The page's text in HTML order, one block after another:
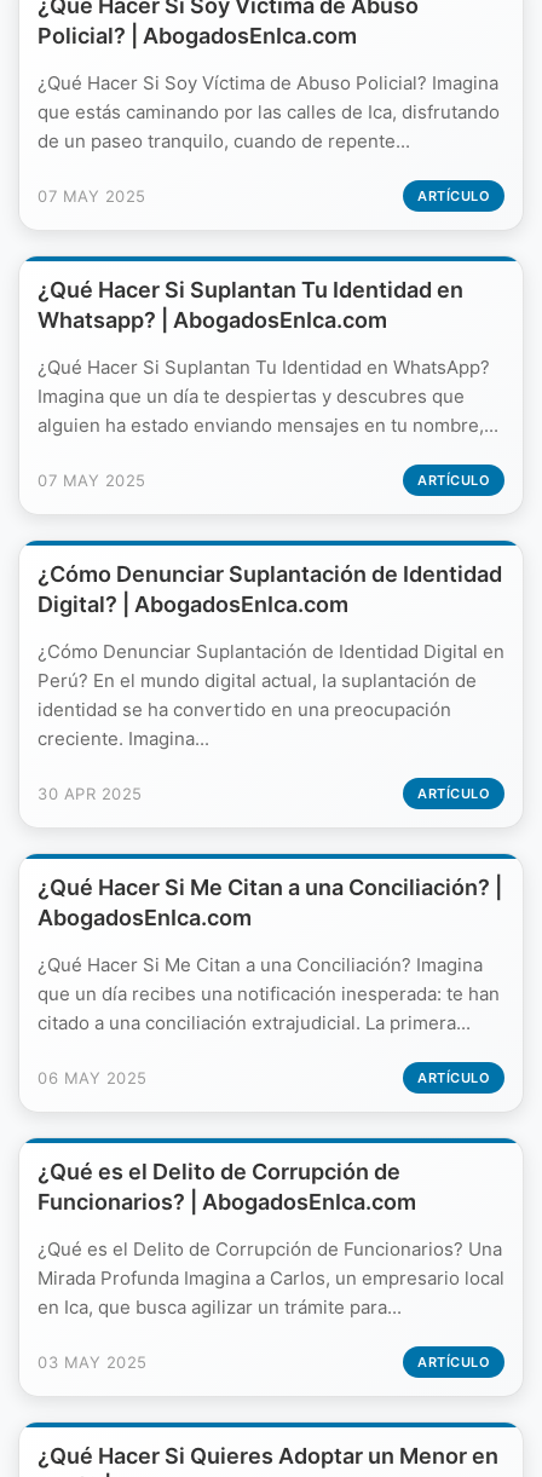
¿Qué Hacer Si Soy Víctima de Abuso
Policial? | AbogadosEnIca.com
¿Qué Hacer Si Soy Víctima de Abuso Policial? Imagina
que estás caminando por las calles de Ica, disfrutando
de un paseo tranquilo, cuando de repente...
07 MAY 2025 ARTÍCULO
¿Qué Hacer Si Suplantan Tu Identidad en
Whatsapp? | AbogadosEnIca.com
¿Qué Hacer Si Suplantan Tu Identidad en WhatsApp?
Imagina que un día te despiertas y descubres que
alguien ha estado enviando mensajes en tu nombre,...
07 MAY 2025 ARTÍCULO
¿Cómo Denunciar Suplantación de Identidad
Digital? | AbogadosEnIca.com
¿Cómo Denunciar Suplantación de Identidad Digital en
Perú? En el mundo digital actual, la suplantación de
identidad se ha convertido en una preocupación
creciente. Imagina...
30 APR 2025 ARTÍCULO
¿Qué Hacer Si Me Citan a una Conciliación? |
AbogadosEnIca.com
¿Qué Hacer Si Me Citan a una Conciliación? Imagina
que un día recibes una notificación inesperada: te han
citado a una conciliación extrajudicial. La primera...
06 MAY 2025 ARTÍCULO
¿Qué es el Delito de Corrupción de
Funcionarios? | AbogadosEnIca.com
¿Qué es el Delito de Corrupción de Funcionarios? Una
Mirada Profunda Imagina a Carlos, un empresario local
en Ica, que busca agilizar un trámite para...
03 MAY 2025 ARTÍCULO
¿Qué Hacer Si Quieres Adoptar un Menor en